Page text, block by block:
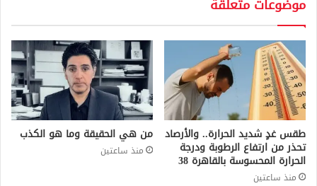
موضوعات متعلقة
طقس غدٍ شديد الحرارة.. والأرصاد
تحذر من ارتفاع الرطوبة ودرجة
الحرارة المحسوسة بالقاهرة 38
منذ ساعتين
من هي الحقيقة وما هو الكذب
منذ ساعتين